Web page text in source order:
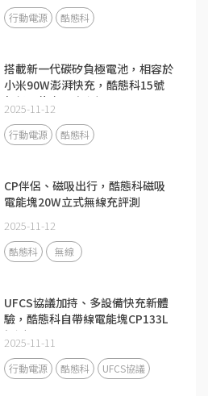
行動電源 酷態科
搭載新一代碳矽負極電池，相容於
小米90W澎湃快充，酷態科15號
超級電能卡Air評測
2025-11-12
行動電源 酷態科
CP伴侶、磁吸出行，酷態科磁吸
電能塊20W立式無線充評測
2025-11-12
酷態科 無線
UFCS協議加持、多設備快充新體
驗，酷態科自帶線電能塊CP133L
評測
2025-11-11
行動電源 酷態科 UFCS協議